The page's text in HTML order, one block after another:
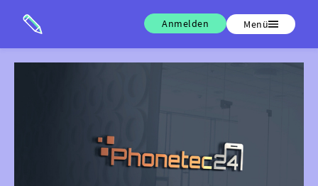
Anmelden Menü